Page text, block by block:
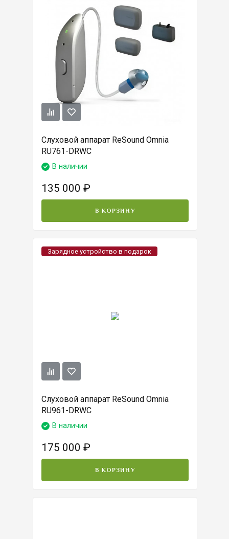
Слуховой аппарат ReSound Omnia
RU761-DRWC
В наличии
135 000 ₽
В КОРЗИНУ
Зарядное устройство в подарок
Слуховой аппарат ReSound Omnia
RU961-DRWC
В наличии
175 000 ₽
В КОРЗИНУ